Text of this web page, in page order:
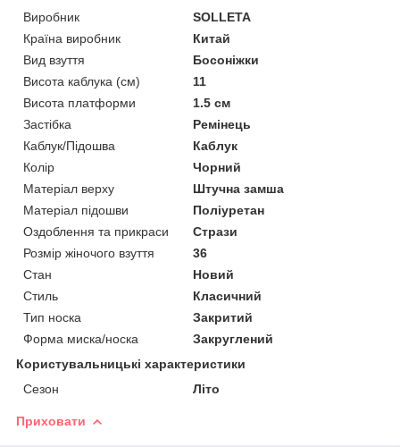
Виробник
SOLLETA
Країна виробник
Китай
Вид взуття
Босоніжки
Висота каблука (см)
11
Висота платформи
1.5 см
Застібка
Ремінець
Каблук/Підошва
Каблук
Колір
Чорний
Матеріал верху
Штучна замша
Матеріал підошви
Поліуретан
Оздоблення та прикраси
Стрази
Розмір жіночого взуття
36
Стан
Новий
Стиль
Класичний
Тип носка
Закритий
Форма миска/носка
Закруглений
Користувальницькі характеристики
Сезон
Літо
Приховати